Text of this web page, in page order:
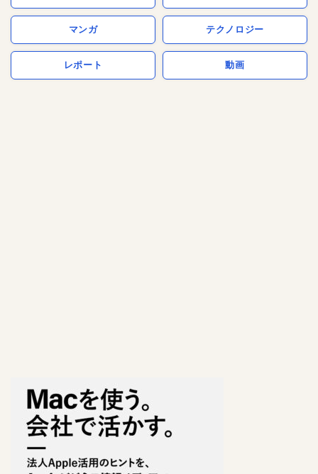
マンガ テクノロジー
レポート 動画